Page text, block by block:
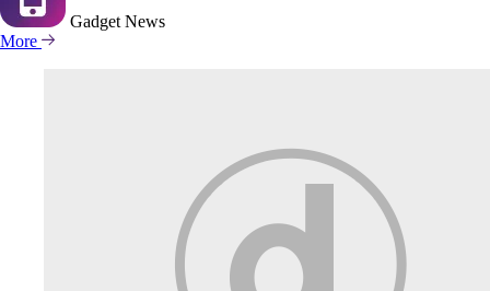
Gadget News
More